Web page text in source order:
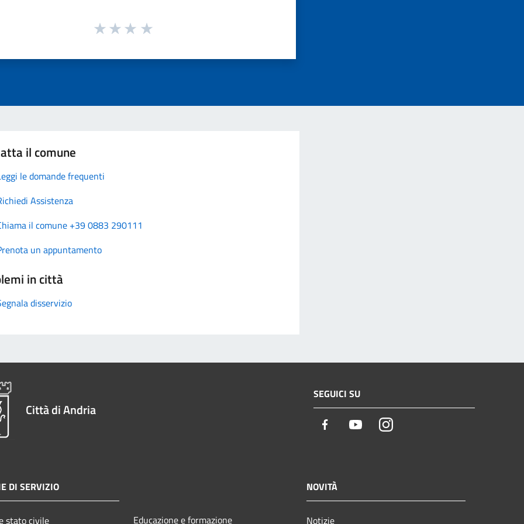
il comune
le domande frequenti
Assistenza
il comune +39 0883 290111
un appuntamento
in città
disservizio
Città di Andria
SEGUICI SU
Facebook YoutubeInstagram
DI SERVIZIO
stato civile Educazione e formazione
NOVITÀ
Notizie